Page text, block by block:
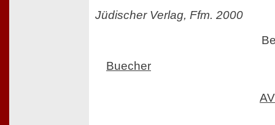
Jüdischer Verlag, Ffm. 2000
Buecher